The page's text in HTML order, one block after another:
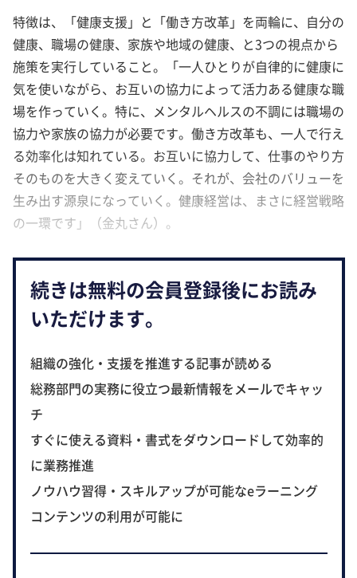
特徴は、「健康支援」と「働き方改革」を両輪に、自分の
健康、職場の健康、家族や地域の健康、と3つの視点から
施策を実行していること。「一人ひとりが自律的に健康に
気を使いながら、お互いの協力によって活力ある健康な職
場を作っていく。特に、メンタルヘルスの不調には職場の
協力や家族の協力が必要です。働き方改革も、一人で行え
る効率化は知れている。お互いに協力して、仕事のやり方
そのものを大きく変えていく。それが、会社のバリューを
生み出す源泉になっていく。健康経営は、まさに経営戦略
の一環です」（金丸さん）。
続きは無料の会員登録後にお読み
いただけます。
組織の強化・支援を推進する記事が読める
総務部門の実務に役立つ最新情報をメールでキャッ
チ
すぐに使える資料・書式をダウンロードして効率的
に業務推進
ノウハウ習得・スキルアップが可能なeラーニング
コンテンツの利用が可能に